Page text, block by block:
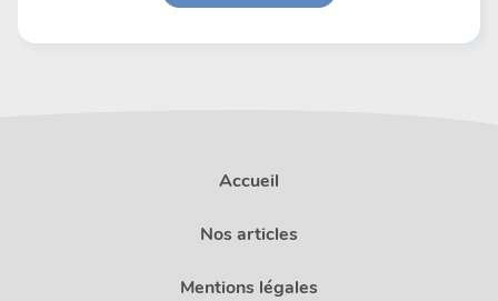
Accueil
Nos articles
Mentions légales